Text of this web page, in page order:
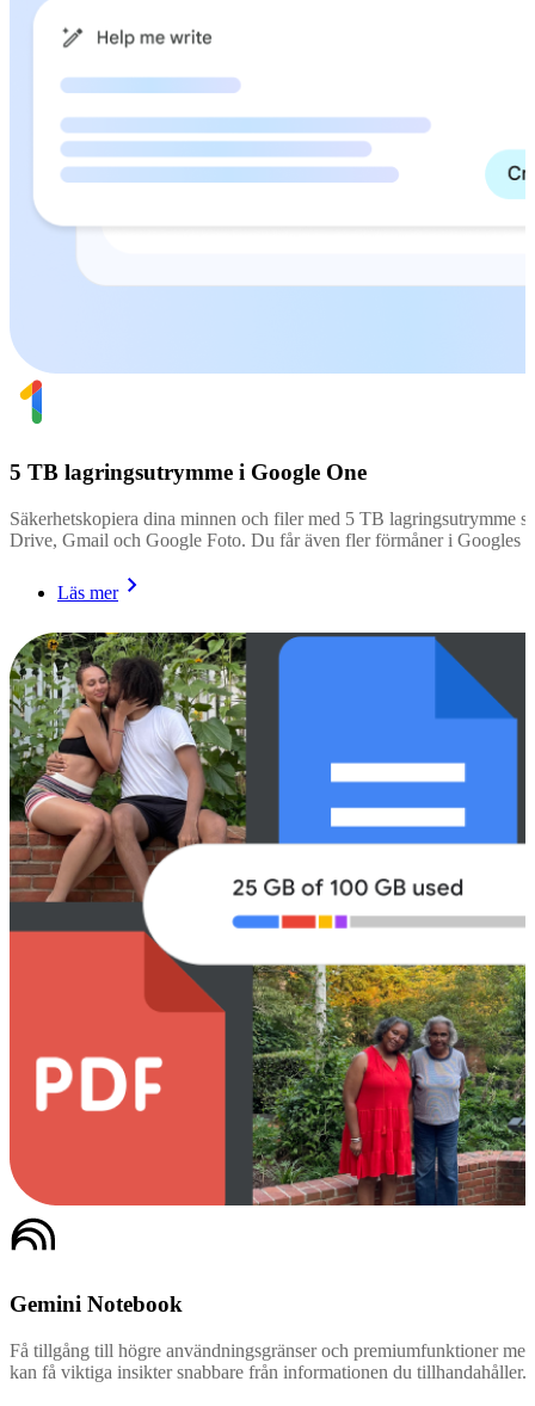
5 TB lagringsutrymme i Google One
Säkerhetskopiera dina minnen och filer med 5 TB lagringsutrymme
Drive, Gmail och Google Foto. Du får även fler förmåner i Googles
Läs mer
Gemini Notebook
Få tillgång till högre användningsgränser och premiumfunktioner
kan få viktiga insikter snabbare från informationen du tillhandahåller.